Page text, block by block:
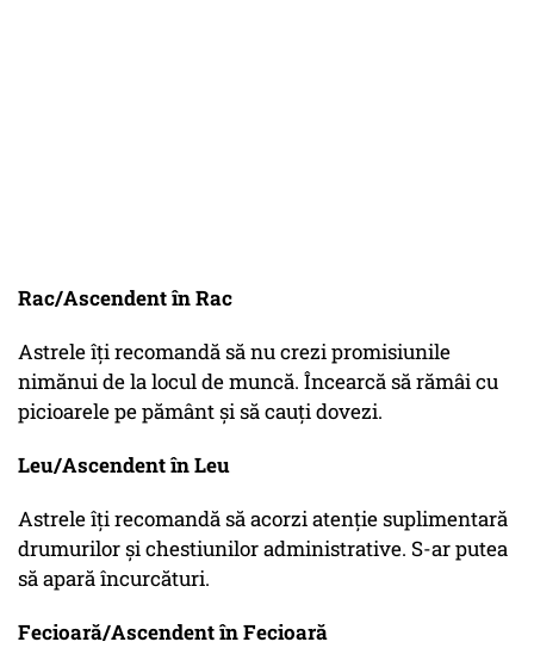
Rac/Ascendent în Rac
Astrele îți recomandă să nu crezi promisiunile
nimănui de la locul de muncă. Încearcă să rămâi cu
picioarele pe pământ și să cauți dovezi.
Leu/Ascendent în Leu
Astrele îți recomandă să acorzi atenție suplimentară
drumurilor și chestiunilor administrative. S-ar putea
să apară încurcături.
Fecioară/Ascendent în Fecioară